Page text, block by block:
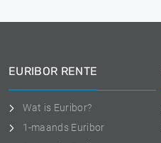
EURIBOR RENTE
Wat is Euribor?
1-maands Euribor